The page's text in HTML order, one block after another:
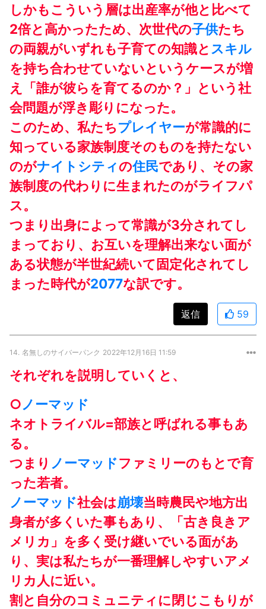
しかもこういう層は出産率が他と比べて
2倍と高かったため、次世代の子供たち
の両親がいずれも子育ての知識と スキル
を持ち合わせていないというケースが増
え「誰が彼らを育てるのか？」という社
会問題が浮き彫りになった。
このため、私たちプレイヤーが常識的に
知っている家族制度そのものを持たない
のがナイトシティの住民であり、その家
族制度の代わりに生まれたのがライフパ
ス。
つまり出身によって常識が3分されてし
まっており、お互いを理解出来ない面が
ある状態が半世紀続いて固定化されてし
まった時代が2077な訳です。
返信 59
14. 名無しのサイバーパンク 2022年12月16日 11:59
それぞれを説明していくと、
○ノーマッド
ネオトライバル=部族と呼ばれる事もあ
る。
つまり ノーマッドファミリーのもとで育
った若者。
ノーマッド社会は崩壊当時農民や地方出
身者が多くいた事もあり、「古き良きア
メリカ」を多く受け継いでいる面があ
り、実は私たちが一番理解しやすいアメ
リカ人に近い。
割と自分のコミュニティに閉じこもりが